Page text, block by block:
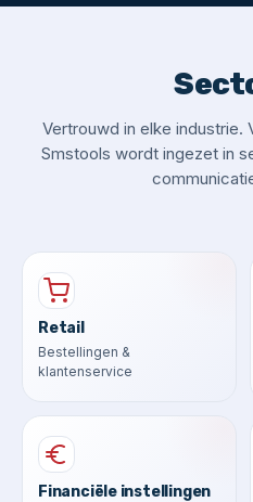
Vertrouwd in elke
Smstools wordt ingezet in
Retail
Bestellingen &
klantenservice
Financiële instellingen